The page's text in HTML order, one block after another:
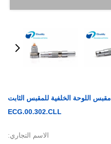
Lemo ECG 00 مقبس اللوحة الخلفية للمقبس الثابت
ECG.00.302.CLL
الاسم التجاري: